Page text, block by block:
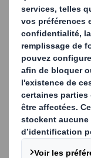
Nous concevons,
gamme de
amortisseurs
public.
Nos matériaux
ou élastiques
améliorer le